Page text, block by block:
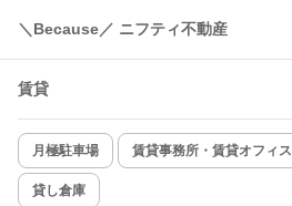
コンロ2口以上
新着のみ
該当件数:
＼Because／ ニフティ不動産
賃貸
月極駐車場 賃貸事務所・賃貸オフィス
貸し倉庫